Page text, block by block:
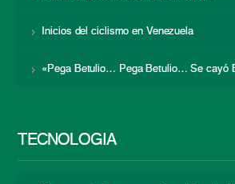
Inicios del ciclismo en Venezuela
«Pega Betulio… Pega Betulio… Se cayó
TECNOLOGÍA